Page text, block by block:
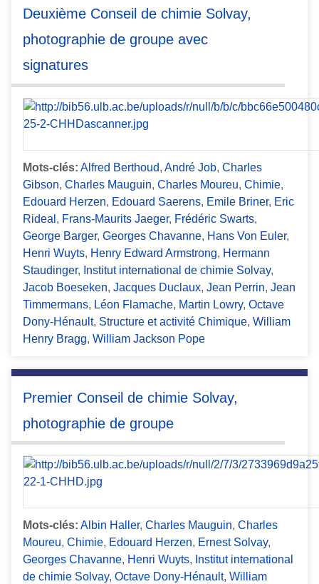
Deuxième Conseil de chimie Solvay,
photographie de groupe avec
signatures
Mots-clés: Alfred Berthoud, André Job, Charles
Gibson, Charles Mauguin, Charles Moureu, Chimie,
Edouard Herzen, Edouard Saerens, Emile Briner, Eric
Rideal , Frans-Maurits Jaeger, Frédéric Swarts,
George Barger, Georges Chavanne, Hans Von Euler,
Henri Wuyts, Henry Edward Armstrong, Hermann
Staudinger, Institut international de chimie Solvay,
Jacob Boeseken, Jacques Duclaux, Jean Perrin, Jean
Timmermans, Léon Flamache, Martin Lowry, Octave
Dony-Hénault, Structure et activité Chimique, William
Henry Bragg, William Jackson Pope
Premier Conseil de chimie Solvay,
photographie de groupe
Mots-clés: Albin Haller, Charles Mauguin, Charles
Moureu, Chimie, Edouard Herzen, Ernest Solvay,
Georges Chavanne, Henri Wuyts, Institut international
de chimie Solvay, Octave Dony-Hénault, William